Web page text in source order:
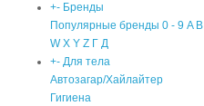
+- Бренды
Популярные бренды 0 - 9 A B
W X Y Z Г Д
+- Для тела
Автозагар/Хайлайтер
Гигиена